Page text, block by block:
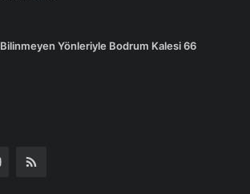
Bilinmeyen Yönleriyle Bodrum Kalesi 66